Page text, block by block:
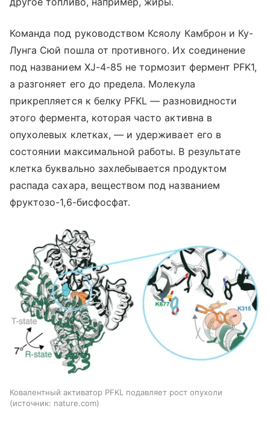
Команда под руководством Ксяолу Камброн и Ку-
Лунга Сюй пошла от противного. Их соединение
под названием XJ-4-85 не тормозит фермент PFK1,
а разгоняет его до предела. Молекула
прикрепляется к белку PFKL — разновидности
этого фермента, которая часто активна в
опухолевых клетках, — и удерживает его в
состоянии максимальной работы. В результате
клетка буквально захлебывается продуктом
распада сахара, веществом под названием
фруктозо-1,6-бисфосфат.
Ковалентный активатор PFKL подавляет рост опухоли
источник: nature.com